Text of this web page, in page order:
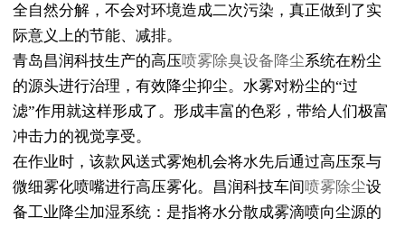
全自然分解，不会对环境造成二次污染，真正做到了实
际意义上的节能、减排。
青岛昌润科技生产的高压喷雾除臭设备降尘系统在粉尘
的源头进行治理，有效降尘抑尘。水雾对粉尘的“过
滤”作用就这样形成了。形成丰富的色彩，带给人们极富
冲击力的视觉享受。
在作业时，该款风送式雾炮机会将水先后通过高压泵与
微细雾化喷嘴进行高压雾化。昌润科技车间喷雾除尘设
备工业降尘加湿系统：是指将水分散成雾滴喷向尘源的